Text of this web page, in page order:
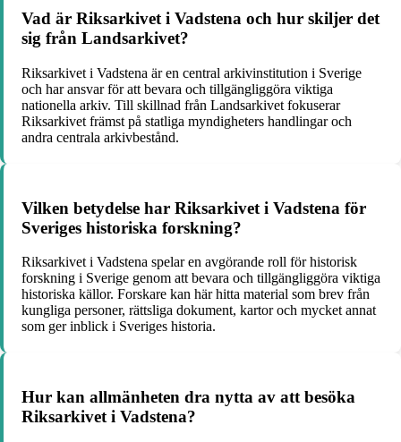
Vad är Riksarkivet i Vadstena och hur skiljer det
sig från Landsarkivet?
Riksarkivet i Vadstena är en central arkivinstitution i Sverige
och har ansvar för att bevara och tillgängliggöra viktiga
nationella arkiv. Till skillnad från Landsarkivet fokuserar
Riksarkivet främst på statliga myndigheters handlingar och
andra centrala arkivbestånd.
Vilken betydelse har Riksarkivet i Vadstena för
Sveriges historiska forskning?
Riksarkivet i Vadstena spelar en avgörande roll för historisk
forskning i Sverige genom att bevara och tillgängliggöra viktiga
historiska källor. Forskare kan här hitta material som brev från
kungliga personer, rättsliga dokument, kartor och mycket annat
som ger inblick i Sveriges historia.
Hur kan allmänheten dra nytta av att besöka
Riksarkivet i Vadstena?